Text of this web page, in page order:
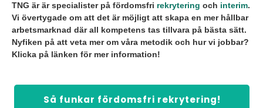
TNG är är specialister på fördomsfri rekrytering och interim.
Vi övertygade om att det är möjligt att skapa en mer hållbar
arbetsmarknad där all kompetens tas tillvara på bästa sätt.
Nyfiken på att veta mer om våra metodik och hur vi jobbar?
Klicka på länken för mer information!
Så funkar fördomsfri rekrytering!